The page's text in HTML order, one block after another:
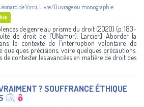
de Vinci Livre/Ouvrage ou monographie
de genre au prisme du droit (2020) (p. 183-
de droit de l’UNamur). Larcier.] Aborder la
le contexte de l’interruption volontaire de
quelques précisions, voire quelques précautions.
de contester les avancées en matière de droit des
? SOUFFRANCE ÉTHIQUE